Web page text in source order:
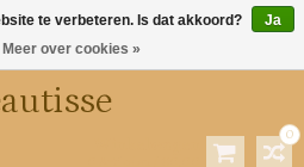
0
te verbeteren. Is dat akkoord?
Ja
Meer over cookies »